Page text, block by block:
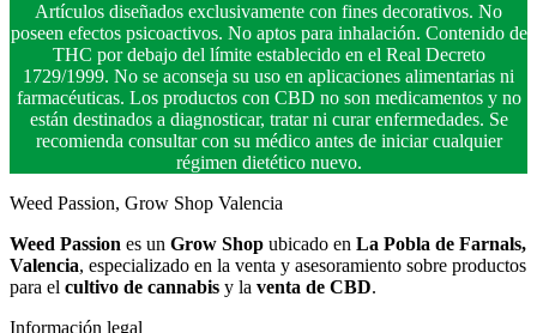
Artículos diseñados exclusivamente con fines decorativos. No
poseen efectos psicoactivos. No aptos para inhalación. Contenido de
THC por debajo del límite establecido en el Real Decreto
1729/1999. No se aconseja su uso en aplicaciones alimentarias ni
farmacéuticas. Los productos con CBD no son medicamentos y no
están destinados a diagnosticar, tratar ni curar enfermedades. Se
recomienda consultar con su médico antes de iniciar cualquier
régimen dietético nuevo.
Weed Passion, Grow Shop Valencia
Weed Passion es un Grow Shop ubicado en La Pobla de Farnals,
Valencia, especializado en la venta y asesoramiento sobre productos
para el cultivo de cannabis y la venta de CBD.
Información legal